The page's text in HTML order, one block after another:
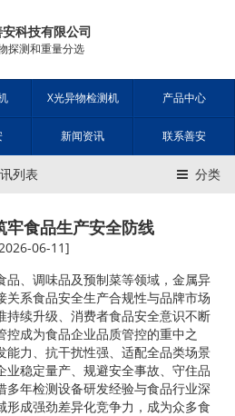
科技有限公司
探测和重量分选
X光异物检测机 产品中心
新闻资讯 联系善安
列表 分类
牢食品生产安全防线
06-11]
品、调味品及预制菜等领域，金属异
关系食品安全生产合规性与品牌市场
持续升级、消费者食品安全意识不断
成为食品企业品质管控的重中之
能力、抗干扰性强、适配全品类场景
业稳定量产、规避安全事故、守住品
多年检测设备研发经验与食品行业深
形成强劲差异化竞争力，成为众多食